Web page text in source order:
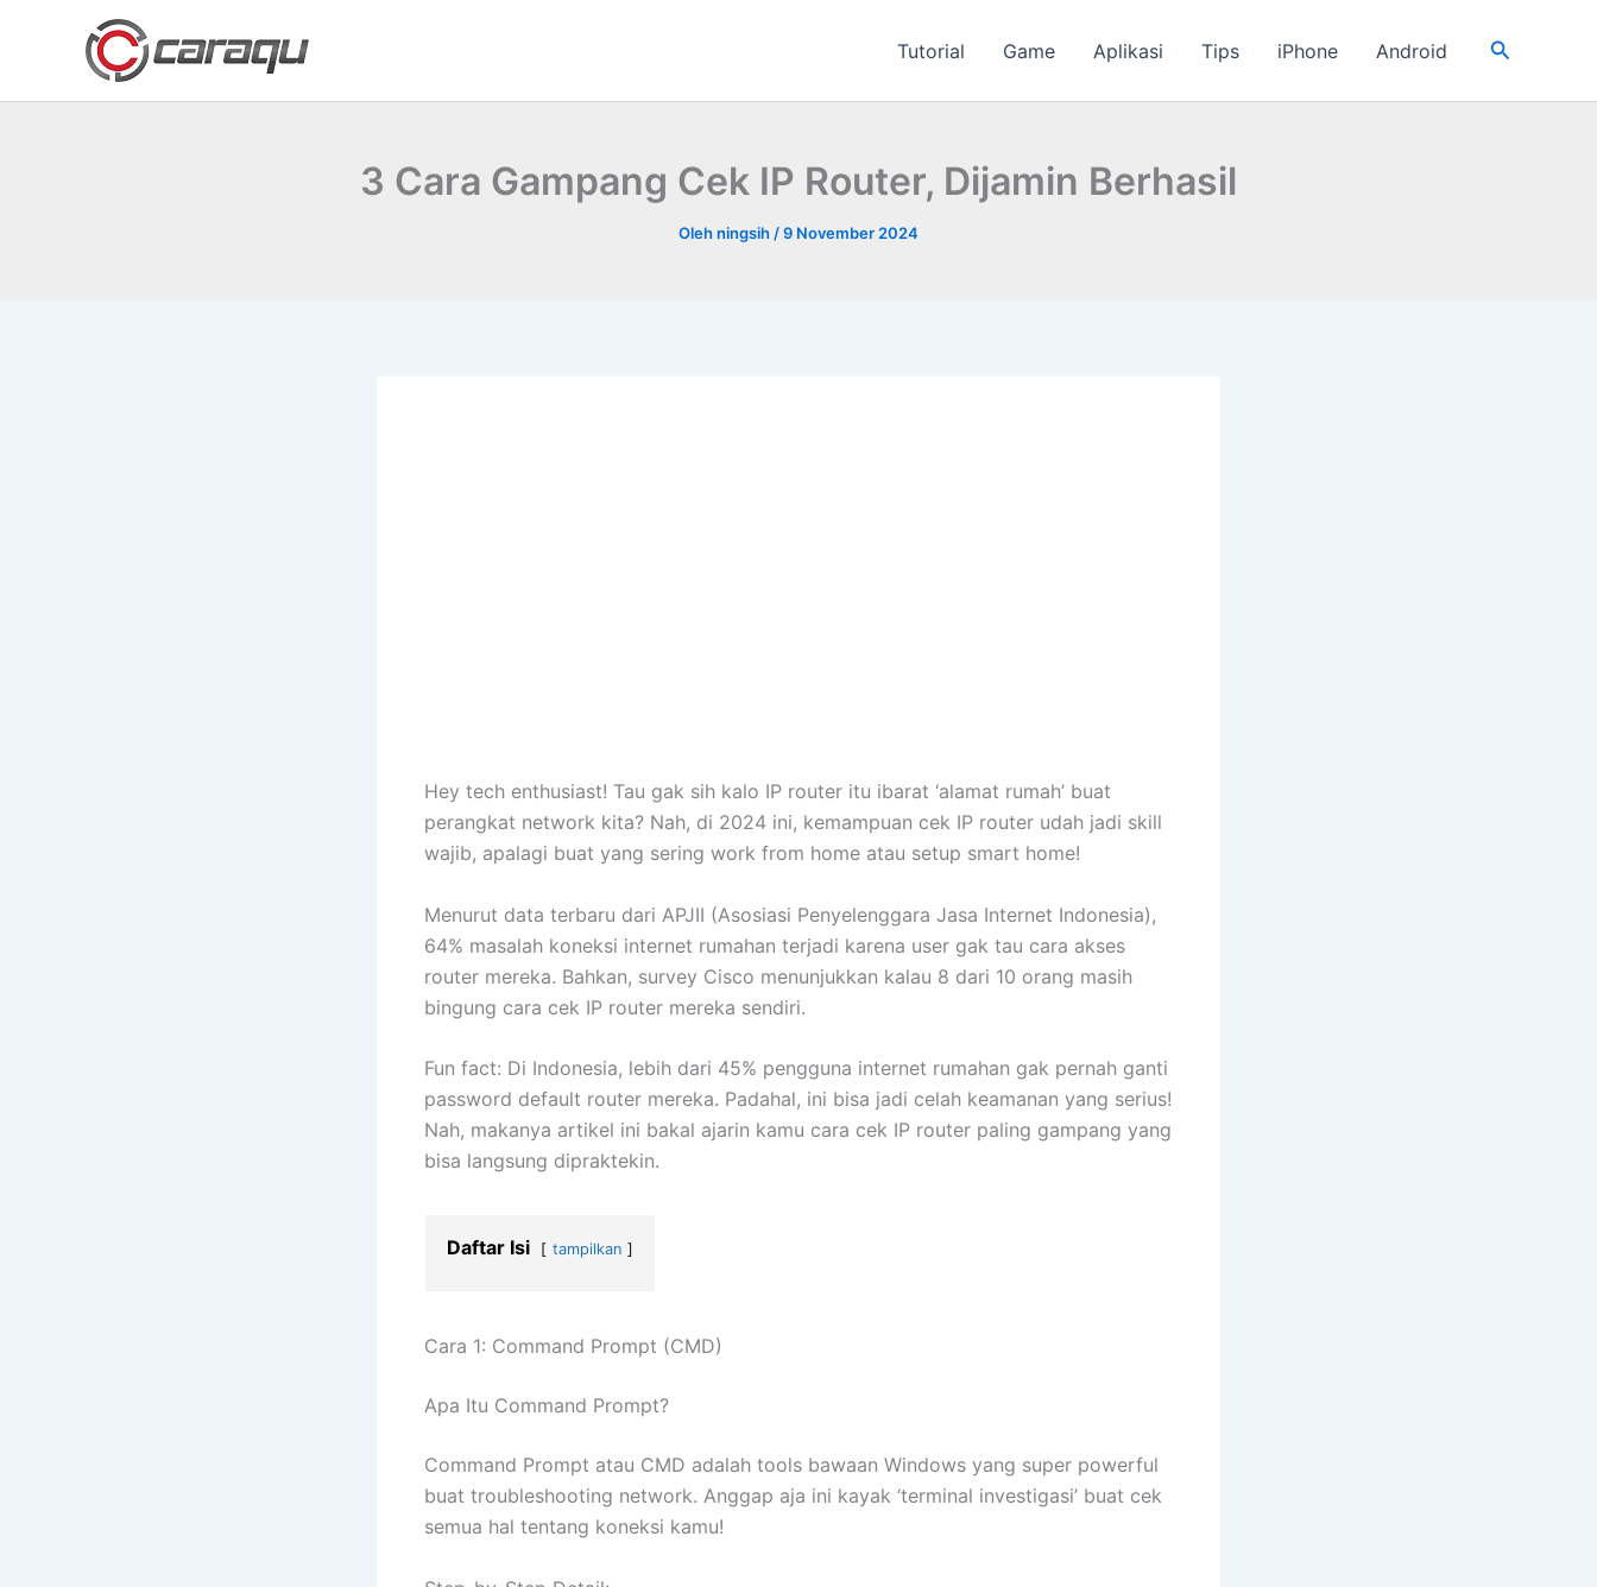
Tutorial Game Aplikasi Tips iPhone Android Cari
3 Cara Gampang Cek IP Router, Dijamin Berhasil
Olehningsih /9 November 2024
Hey tech enthusiast! Tau gak sih kalo IP router itu ibarat ‘alamat rumah’ buat
perangkat network kita? Nah, di 2024 ini, kemampuan cek IP router udah jadi skill
wajib, apalagi buat yang sering work from home atau setup smart home!
Menurut data terbaru dari APJII (Asosiasi Penyelenggara Jasa Internet Indonesia),
64% masalah koneksi internet rumahan terjadi karena user gak tau cara akses
router mereka. Bahkan, survey Cisco menunjukkan kalau 8 dari 10 orang masih
bingung cara cek IP router mereka sendiri.
Fun fact: Di Indonesia, lebih dari 45% pengguna internet rumahan gak pernah ganti
password default router mereka. Padahal, ini bisa jadi celah keamanan yang serius!
Nah, makanya artikel ini bakal ajarin kamu cara cek IP router paling gampang yang
bisa langsung dipraktekin.
Daftar Isi tampilkan
Cara 1: Command Prompt (CMD)
Apa Itu Command Prompt?
Command Prompt atau CMD adalah tools bawaan Windows yang super powerful
buat troubleshooting network. Anggap aja ini kayak ‘terminal investigasi’ buat cek
semua hal tentang koneksi kamu!